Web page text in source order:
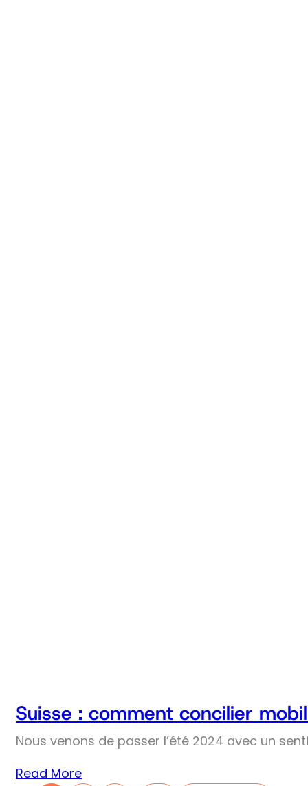
Suisse : comment concilier
Nous venons de passer l’été 2024 avec un
Read More